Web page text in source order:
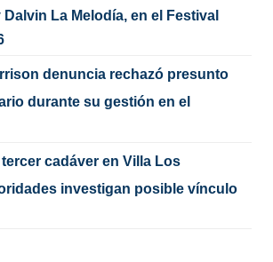
Dalvin La Melodía, en el Festival
denuncia rechazó presunto
durante su gestión en el
tercer cadáver en Villa Los
investigan posible vínculo